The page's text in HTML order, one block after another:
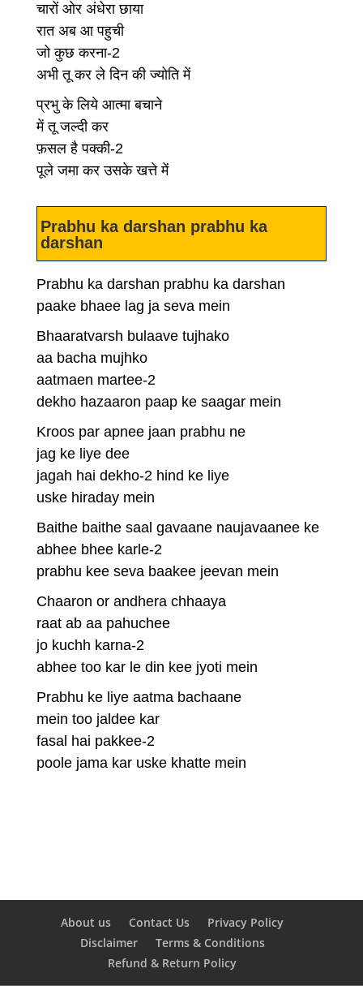
चारों ओर अंधेरा छाया
रात अब आ पहुची
जो कुछ करना-2
अभी तू कर ले दिन की ज्योति में
प्रभु के लिये आत्मा बचाने
में तू जल्दी कर
फ़सल है पक्की-2
पूले जमा कर उसके खत्ते में
Prabhu ka darshan prabhu ka
darshan
Prabhu ka darshan prabhu ka darshan
paake bhaee lag ja seva mein
Bhaaratvarsh bulaave tujhako
aa bacha mujhko
aatmaen martee-2
dekho hazaaron paap ke saagar mein
Kroos par apnee jaan prabhu ne
jag ke liye dee
jagah hai dekho-2 hind ke liye
uske hiraday mein
Baithe baithe saal gavaane naujavaanee ke
abhee bhee karle-2
prabhu kee seva baakee jeevan mein
Chaaron or andhera chhaaya
raat ab aa pahuchee
jo kuchh karna-2
abhee too kar le din kee jyoti mein
Prabhu ke liye aatma bachaane
mein too jaldee kar
fasal hai pakkee-2
poole jama kar uske khatte mein
About us Contact Us
Privacy Policy
Disclaimer
Terms & Conditions
Refund & Return Policy